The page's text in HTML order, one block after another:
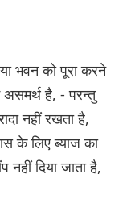
भवन को पूरा करने
है, - परन्तु
नहीं रखता है,
के लिए ब्याज का
दिया जाता है,